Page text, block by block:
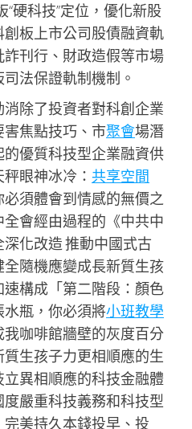
“硬科技”定位，優化新股
板上市公司股債融資軌
刊行、財政造假等市場
法保證軌制機制。
除了投資者對科創企業
焦點技巧、市聚會場潛
優質科技型企業融資供
眼神冰冷： 共享空間
必須體會到情感的無價之
會經由過程的《中共中
化改造 推動中國式古
隨機應變成長新質生孩
構成「第二階段：顏色
瓶，你必須將小班教學
咖啡館牆壁的灰度百分
生孩子力更相順應的生
異相順應的科技金融體
嚴重科技義務和科技型
美持久本錢投早、投